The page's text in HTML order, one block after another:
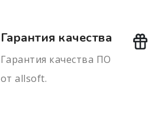
Гарантия качества
Гарантия качества ПО
от allsoft.